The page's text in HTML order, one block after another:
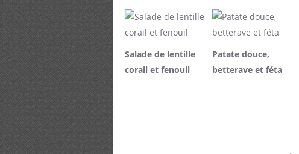
Salade de lentille
corail et fenouil
Patate douce,
betterave et féta